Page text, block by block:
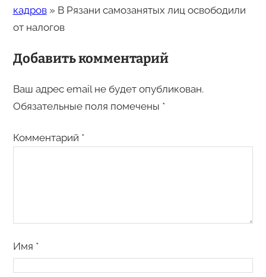
кадров» В Рязани самозанятых лиц освободили
от налогов
Добавить комментарий
Ваш адрес email не будет опубликован.
Обязательные поля помечены *
Комментарий *
Имя *